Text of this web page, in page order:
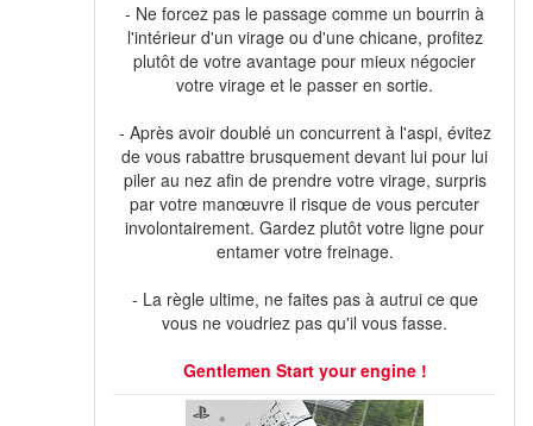
- Ne forcez pas le passage comme un bourrin à
l'intérieur d'un virage ou d'une chicane, profitez
plutôt de votre avantage pour mieux négocier
votre virage et le passer en sortie.
- Après avoir doublé un concurrent à l'aspi, évitez
de vous rabattre brusquement devant lui pour lui
piler au nez afin de prendre votre virage, surpris
par votre manœuvre il risque de vous percuter
involontairement. Gardez plutôt votre ligne pour
entamer votre freinage.
- La règle ultime, ne faites pas à autrui ce que
vous ne voudriez pas qu'il vous fasse.
Gentlemen Start your engine !